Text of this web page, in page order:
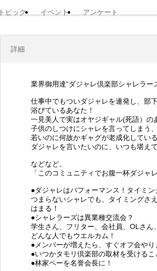
トピック イベント アンケート
詳細
業界御用達“ダジャレ倶楽部シャレラー
仕事中でもついダジャレを連発し、部
浴びているあなた！
一見美人で実はオヤジギャル(死語）の
子供のしつけにシャレを言ってしまう
若いのに何故かギャグが老成化してい
ダジャレを言いたいのに、いつも堪え
などなど。
「このコミュニティでお腹一杯ダジャ
●ダジャレはパフォーマンス！タイミン
つまらないシャレでも、タイミングさ
はまる！
●シャレラーズは異業種交流会？
学生さん、フリター、会社員、OLさん
どんな人でもウエルカム！
●メンバーが増えたら、すぐオフ会やり
●いつかタモリ倶楽部の取材を受けるこ
●林家ペーを名誉会長に！